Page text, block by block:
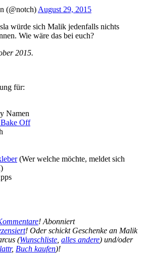
(@notch)August 29, 2015
würde sich Malik jedenfalls nichts
Wie wäre das bei euch?
2015.
für:
Namen
Off
(Wer welche möchte, meldet sich
! Abonniert
! Oder schickt Geschenke an Malik
(Wunschliste, alles andere) und/oder
, Buch kaufen)!